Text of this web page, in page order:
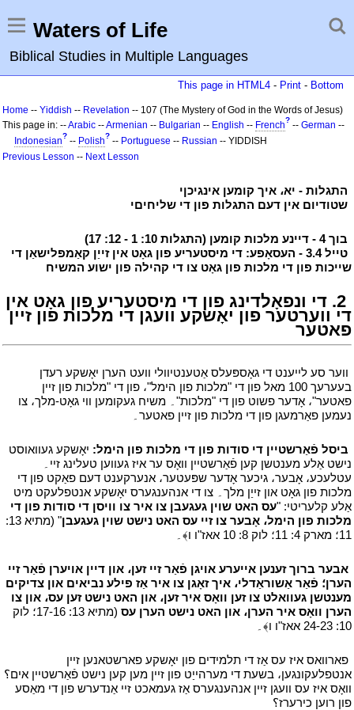
Waters of Life
Biblical Studies in Multiple Languages
This page in HTML4 - Print - Bottom
Home -- Yiddish -- Revelation -- 107 (The Mystery of God in the Words of Jesus)
This page in: --Arabic --Armenian -- Bulgarian -- English -- French? -- German --
Indonesian? -- Polish? -- Portuguese -- Russian -- YIDDISH
Previous Lesson -- Next Lesson
התגלות - יא، איך קומען אינגיכןי
שטודיום אין דעם התגלות פון די שליחיםי
בוך 4 - דיינע מלכות קומען (התגלות 10: 1 - 12: 17)
טייל 3.4 - העסאָפע: די מיסטעריע פון גאָט אין זייַן קאַמפּלישאַן די
שייכות פון די מלכות פון גאָט צו די קהילה פון ישוע המשיח
2. די ונפאָלדינג פון די מיסטעריע פון גאָט אין
די ווערטער פון יאָשקע וועגן די מלכות פון זיין
פאטער
ווער סע לייענט די גאָספּעלס אַטענטיוולי וועט הערן יאָשקע רעדן
בעערעך 100 מאל פון די "מלכות פון הימל"، פון די "מלכות פון זיין
פאטער"، אָדער פשוט פון די "מלכות"۔ משיח געקומען ווי גאָט-מלך، צו
נעמען פאַרמעגן פון די מלכות פון זיין פאטער۔
ביסל פֿאַרשטיין די סודות פון די מלכות פון הימל: יאָשקע געוואוסט
נישט אַלע מענטשן קען פֿאַרשטיין וואָס ער איז געווען טעלינג זיי۔
עטלעכע، אָבער، גיכער אָדער שפּעטער، אנערקענט דעם פאַקט פון די
מלכות פון גאָט און זייַן מלך۔ צו די אנהענגערס יאָשקע אנטפלעקט מיט
אַלע קלעריטי: "עס האט שוין געגעבן צו איר צו וויסן די סודות פון די
מלכות פון הימל، אָבער צו זיי עס האט נישט שוין געגעבן
" (מתיא 13:
11؛ מארק 4: 11؛ לוק 8: 10 אאז"ו ו﴾۔
אבער ברוך זענען אייערע אויגן פֿאַר זיי זען، און דיין אויערן פֿאַר זיי
הערן؛ פֿאַר אַשוראַדלי، איך זאָגן צו איר אַז פילע נביאים און צדיקים
מענטשן געוואלט צו זען וואָס איר זען، און האט נישט זען עס، און צו
הערן וואָס איר הערן، און האט נישט הערן עס
(מתיא 13: 17-16؛ לוק
10: 24-23 אאז"ו ו﴾۔
פארוואס איז עס אַז די תלמידים פון יאָשקע פארשטאנען זיין
אנטפלעקונגען، בשעת די מערהייַט פון זיין מען קען נישט פֿאַרשטיין אים؟
וואָס איז עס וועגן זיין אנהענגערס אַז געמאכט זיי אַנדערש פון די מאַסע
פון רוען כירערז؟